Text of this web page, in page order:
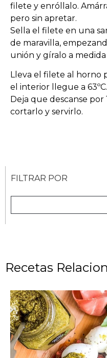
filete y enróllalo.
pero sin apretar.
Sella el filete en una
de maravilla,
unión y gíralo a
Lleva el filete al horno
el interior llegue a 63ºC.
Deja que descanse
cortarlo y servirlo.
FILTRAR POR
Recetas